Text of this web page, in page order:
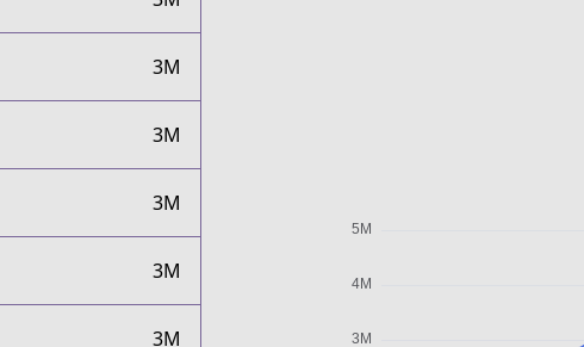
3M
3M
3M
3M
3M